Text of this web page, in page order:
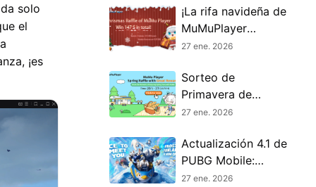
solo
el
¡es
¡La rifa navideña de
MuMuPlayer
comienza ahora!
27 ene. 2026
Sorteo de
Primavera de
MuMu Player con
27 ene. 2026
Actualización 4.1 de
PUBG Mobile:
Consejos
27 ene. 2026